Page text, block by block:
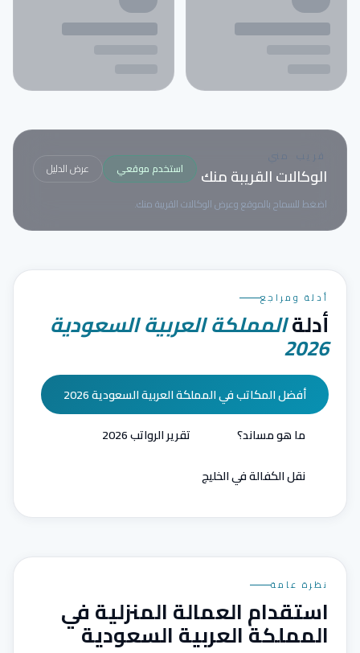
قريب مني
الوكالات القريبة منك استخدم موقعي
عرض الدليل
اضغط للسماح بالموقع وعرض الوكالات القريبة منك.
أدلة ومراجع
أدلةالمملكة العربية السعودية
2026
أفضل المكاتب في المملكة العربية السعودية 2026
ما هو مساند؟
تقرير الرواتب 2026
نقل الكفالة في الخليج
نظرة عامة
استقدام العمالة المنزلية في
المملكة العربية السعودية